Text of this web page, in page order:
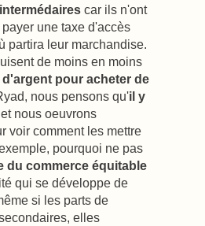
car ils n'ont
une taxe d'accès
partira leur marchandise.
de moins en moins
pour acheter de
nous pensons qu'il y
et nous oeuvrons
voir comment les mettre
pourquoi ne pas
du commerce équitable
qui se développe de
si les parts de
elles